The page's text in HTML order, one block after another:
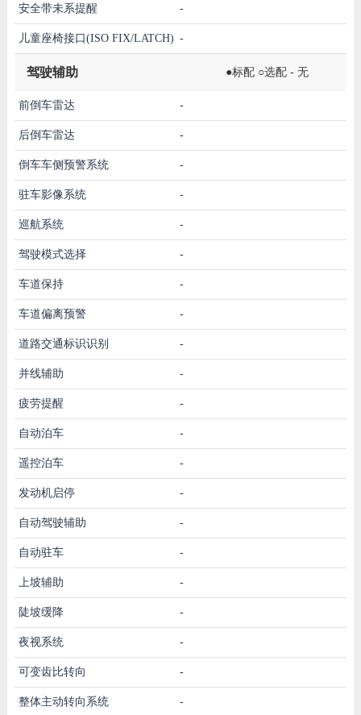
安全带未系提醒 -
儿童座椅接口(ISO FIX/LATCH) -
驾驶辅助 ●标配 ○选配 - 无
前倒车雷达 -
后倒车雷达 -
倒车车侧预警系统 -
驻车影像系统 -
巡航系统 -
驾驶模式选择 -
车道保持 -
车道偏离预警 -
道路交通标识识别 -
并线辅助 -
疲劳提醒 -
自动泊车 -
遥控泊车 -
发动机启停 -
自动驾驶辅助 -
自动驻车 -
上坡辅助 -
陡坡缓降 -
夜视系统 -
可变齿比转向 -
整体主动转向系统 -